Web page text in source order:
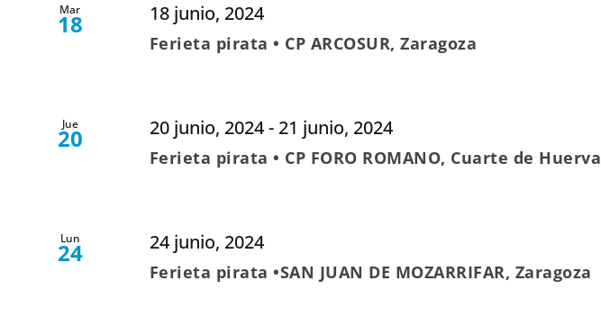
Mar
18 18 junio, 2024
Ferieta pirata • CP ARCOSUR, Zaragoza
Jue
20 20 junio, 2024- 21 junio, 2024
Ferieta pirata • CP FORO ROMANO, Cuarte de Huerva
Lun
24 24 junio, 2024
Ferieta pirata •SAN JUAN DE MOZARRIFAR, Zaragoza